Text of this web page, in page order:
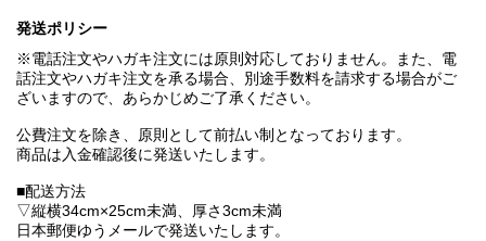
発送ポリシー
※電話注文やハガキ注文には原則対応しておりません。また、電
話注文やハガキ注文を承る場合、別途手数料を請求する場合がご
ざいますので、あらかじめご了承ください。
公費注文を除き、原則として前払い制となっております。
商品は入金確認後に発送いたします。
■配送方法
▽縦横34cm×25cm未満、厚さ3cm未満
日本郵便ゆうメールで発送いたします。